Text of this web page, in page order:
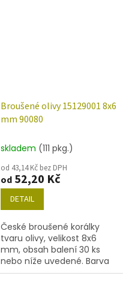
Broušené olivy 15129001 8x6
mm 90080
skladem (111 pkg.)
od 43,14 Kč bez DPH
od 52,20 Kč
DETAIL
České broušené korálky
tvaru olivy, velikost 8x6
mm, obsah balení 30 ks
nebo níže uvedené. Barva
rubín